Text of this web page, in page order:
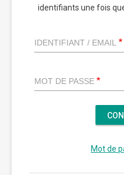
identifiants une fois
IDENTIFIANT / EMAIL
MOT DE PASSE
Mot de